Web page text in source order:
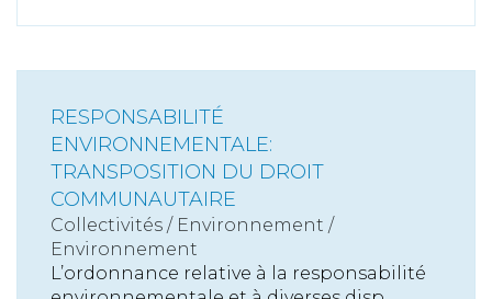
RESPONSABILITÉ
ENVIRONNEMENTALE:
TRANSPOSITION DU DROIT
COMMUNAUTAIRE
Collectivités / Environnement /
Environnement
L’ordonnance relative à la responsabilité